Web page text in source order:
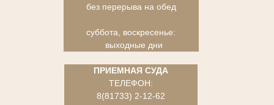
без перерыва на обед
суббота, воскресенье:
выходные дни
ПРИЕМНАЯ СУДА
ТЕЛЕФОН:
8(81733) 2-12-62